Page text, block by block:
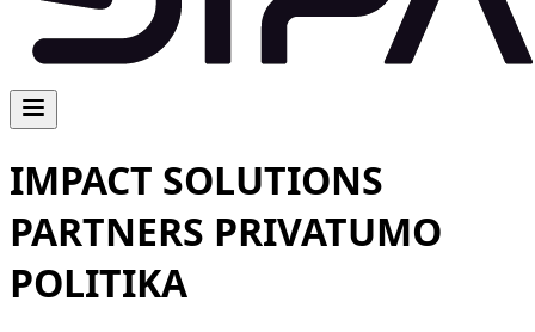
IMPACT SOLUTIONS
PARTNERS PRIVATUMO
POLITIKA